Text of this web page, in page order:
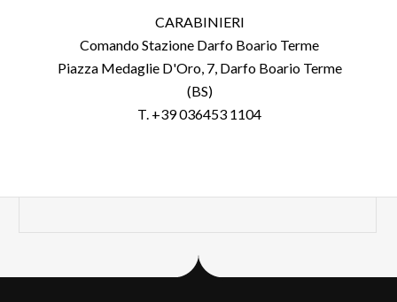
CARABINIERI
Comando Stazione Darfo Boario Terme
Piazza Medaglie D'Oro, 7, Darfo Boario Terme
(BS)
T. +39 036453 1104